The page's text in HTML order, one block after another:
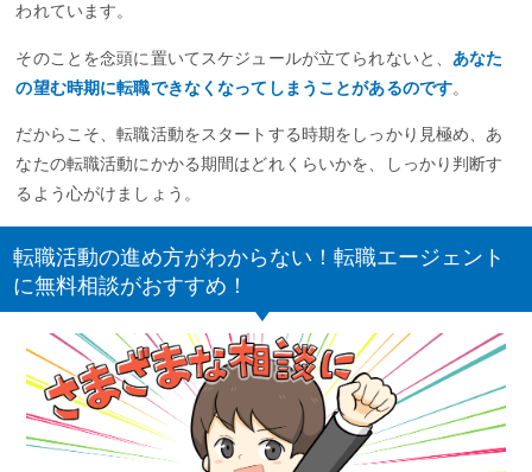
われています。
そのことを念頭に置いてスケジュールが立てられないと、 あなた
の望む時期に転職できなくなってしまうことがあるのです。
だからこそ、転職活動をスタートする時期をしっかり見極め、あ
なたの転職活動にかかる期間はどれくらいかを、しっかり判断す
るよう心がけましょう。
転職活動の進め方がわからない！転職エージェント
に無料相談がおすすめ！